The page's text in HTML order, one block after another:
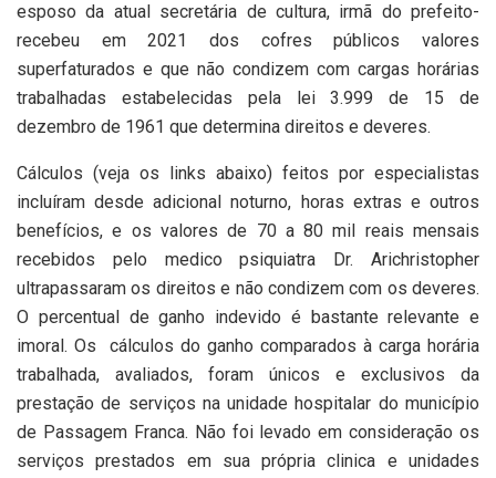
esposo da atual secretária de cultura, irmã do prefeito-
recebeu em 2021 dos cofres públicos valores
superfaturados e que não condizem com cargas horárias
trabalhadas estabelecidas pela lei 3.999 de 15 de
dezembro de 1961 que determina direitos e deveres.
Cálculos (veja os links abaixo) feitos por especialistas
incluíram desde adicional noturno, horas extras e outros
benefícios, e os valores de 70 a 80 mil reais mensais
recebidos pelo medico psiquiatra Dr. Arichristopher
ultrapassaram os direitos e não condizem com os deveres.
O percentual de ganho indevido é bastante relevante e
imoral. Os cálculos do ganho comparados à carga horária
trabalhada, avaliados, foram únicos e exclusivos da
prestação de serviços na unidade hospitalar do município
de Passagem Franca. Não foi levado em consideração os
serviços prestados em sua própria clinica e unidades